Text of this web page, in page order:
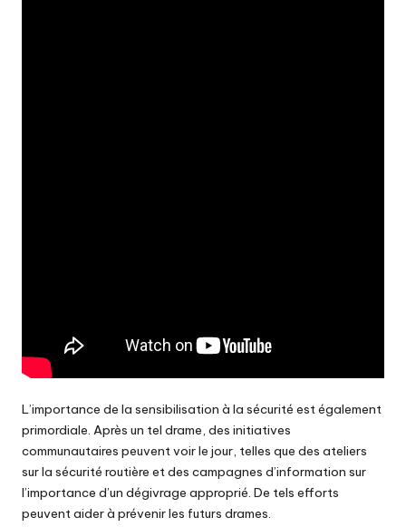
L’importance de la sensibilisation à la sécurité est également
primordiale. Après un tel drame, des initiatives
communautaires peuvent voir le jour, telles que des ateliers
sur la sécurité routière et des campagnes d’information sur
l’importance d’un dégivrage approprié. De tels efforts
peuvent aider à prévenir les futurs drames.